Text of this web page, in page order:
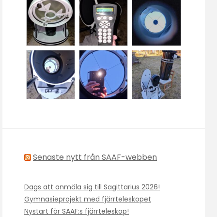
Senaste nytt från SAAF-webben
Dags att anmäla sig till Sagittarius 2026!
Gymnasieprojekt med fjärrteleskopet
Nystart för SAAF:s fjärrteleskop!